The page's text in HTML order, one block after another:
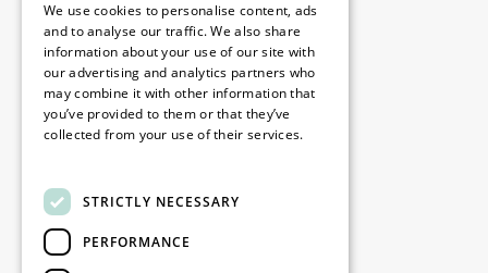
Disclaimer
Politique de confidentialité
Cookie Policy
Contact
Restez informé
We use cookies to personalise content, ads
and to analyse our traffic. We also share
information about your use of our site with
our advertising and analytics partners who
may combine it with other information that
you’ve provided to them or that they’ve
collected from your use of their services.
STRICTLY NECESSARY
PERFORMANCE